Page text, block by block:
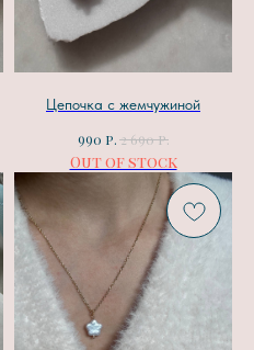
Цепочка с жемчужиной
990 р. 2 690р.
Out of stock